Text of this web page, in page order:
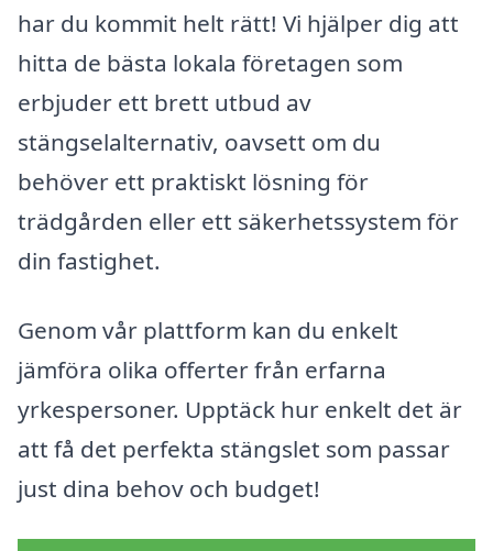
har du kommit helt rätt! Vi hjälper dig att
hitta de bästa lokala företagen som
erbjuder ett brett utbud av
stängselalternativ, oavsett om du
behöver ett praktiskt lösning för
trädgården eller ett säkerhetssystem för
din fastighet.
Genom vår plattform kan du enkelt
jämföra olika offerter från erfarna
yrkespersoner. Upptäck hur enkelt det är
att få det perfekta stängslet som passar
just dina behov och budget!